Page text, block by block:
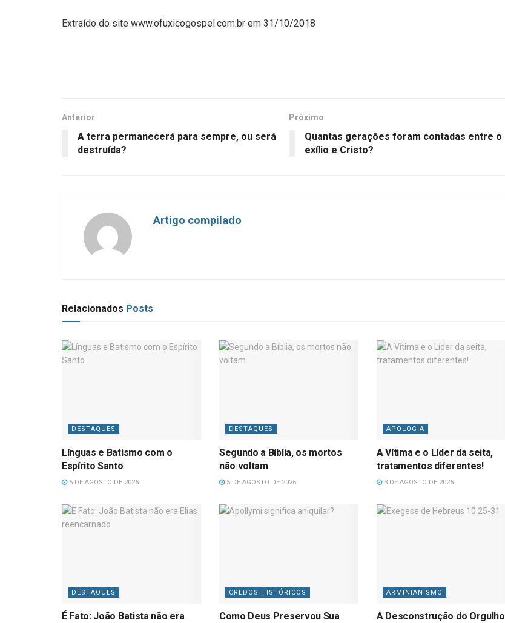
Extraído do site www.ofuxicogospel.com.br em 31/10/2018
Anterior
A terra permanecerá para sempre, ou será
destruída?
Próximo
Quantas gerações foram contadas entre o
exílio e Cristo?
Artigo compilado
Relacionados Posts
DESTAQUES
Línguas e Batismo com o
Espírito Santo
5 DE AGOSTO DE 2026
DESTAQUES
Segundo a Bíblia, os mortos
não voltam
5 DE AGOSTO DE 2026
APOLOGIA
A Vítima e o Líder da seita,
tratamentos diferentes!
3 DE AGOSTO DE 2026
DESTAQUES
É Fato: João Batista não era
CREDOS HISTÓRICOS
Como Deus Preservou Sua
ARMINIANISMO
A Desconstrução do Orgulho